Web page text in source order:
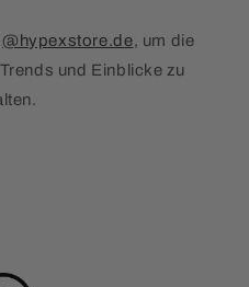
@hypexstore.de, um die
und Einblicke zu